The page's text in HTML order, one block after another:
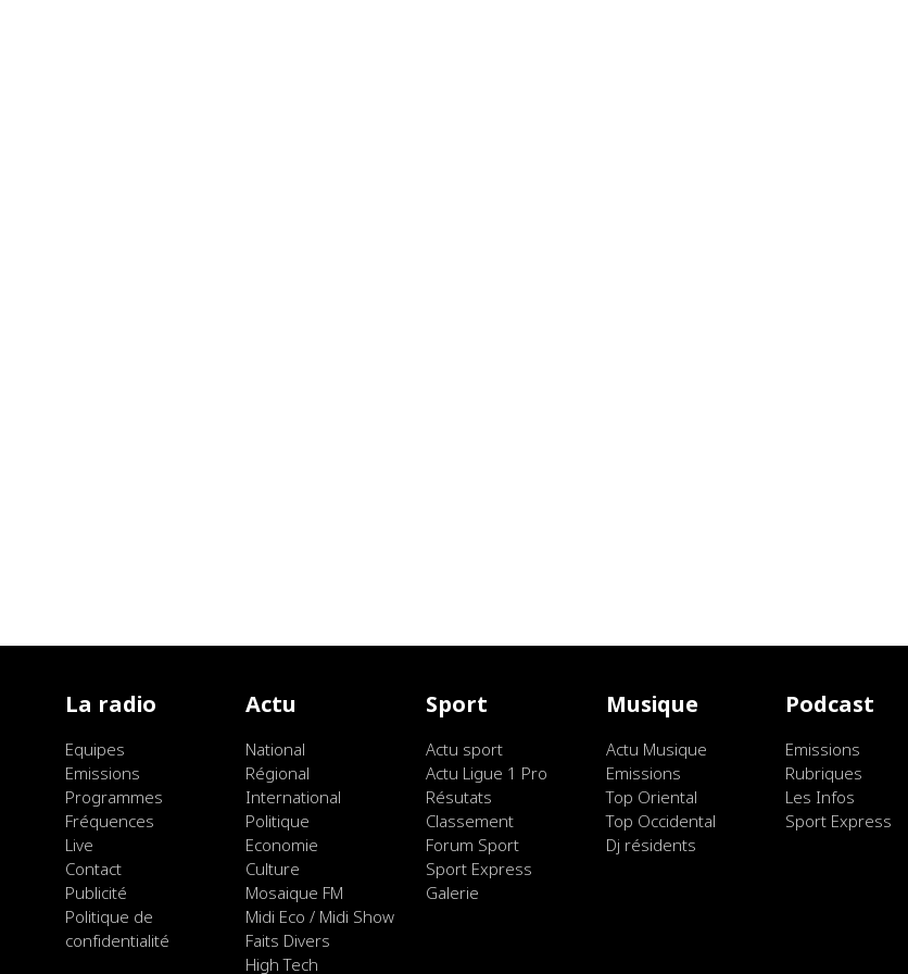
La radio
Equipes
Emissions
Programmes
Fréquences
Live
Contact
Publicité
Politique de
confidentialité
Actu
National
Régional
International
Politique
Economie
Culture
Mosaique FM
Midi Eco / Midi Show
Faits Divers
High Tech
Sport
Actu sport
Actu Ligue 1 Pro
Résutats
Classement
Forum Sport
Sport Express
Galerie
Musique
Actu Musique
Emissions
Top Oriental
Top Occidental
Dj résidents
Podcast
Emissions
Rubriques
Les Infos
Sport Express